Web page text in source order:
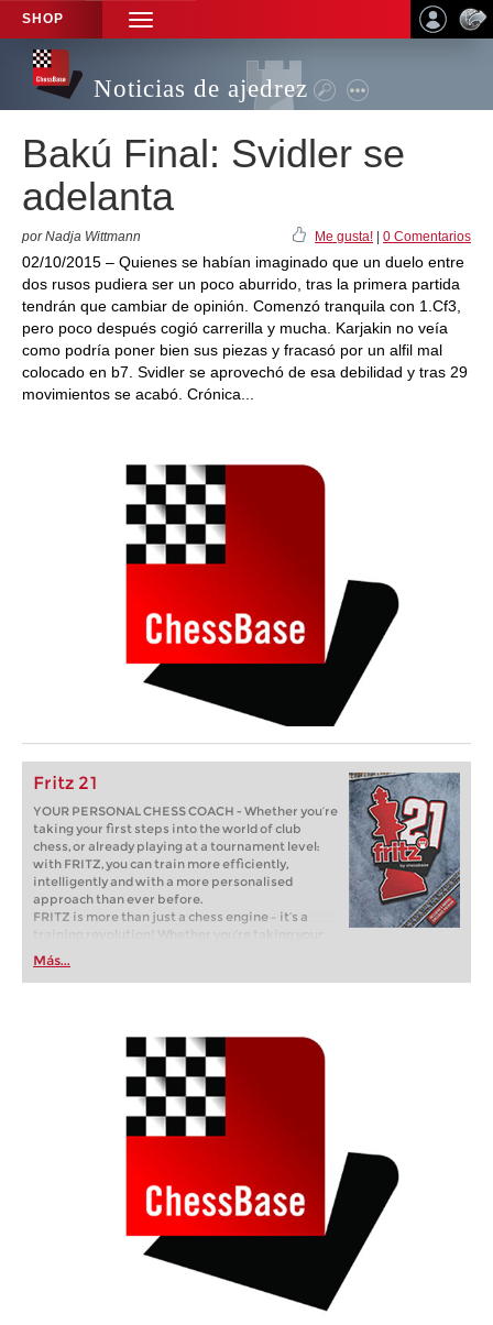
SHOP
TOGGLE
NAVIGATION
Noticias de ajedrez
Bakú Final: Svidler se
adelanta
por Nadja Wittmann Me gusta! 0 Comentarios
02/10/2015 – Quienes se habían imaginado que un duelo entre
dos rusos pudiera ser un poco aburrido, tras la primera partida
tendrán que cambiar de opinión. Comenzó tranquila con 1.Cf3,
pero poco después cogió carrerilla y mucha. Karjakin no veía
como podría poner bien sus piezas y fracasó por un alfil mal
colocado en b7. Svidler se aprovechó de esa debilidad y tras 29
movimientos se acabó. Crónica...
Fritz 21
YOUR PERSONAL CHESS COACH - Whether you’re
taking your first steps into the world of club
chess, or already playing at a tournament level:
with FRITZ, you can train more efficiently,
intelligently and with a more personalised
approach than ever before.
FRITZ is more than just a chess engine – it’s a
training revolution! Whether you’re taking your
first steps into the world of club chess, or already
playing at a tournament level: with FRITZ, you can
train more efficiently, intelligently and with a
Más...